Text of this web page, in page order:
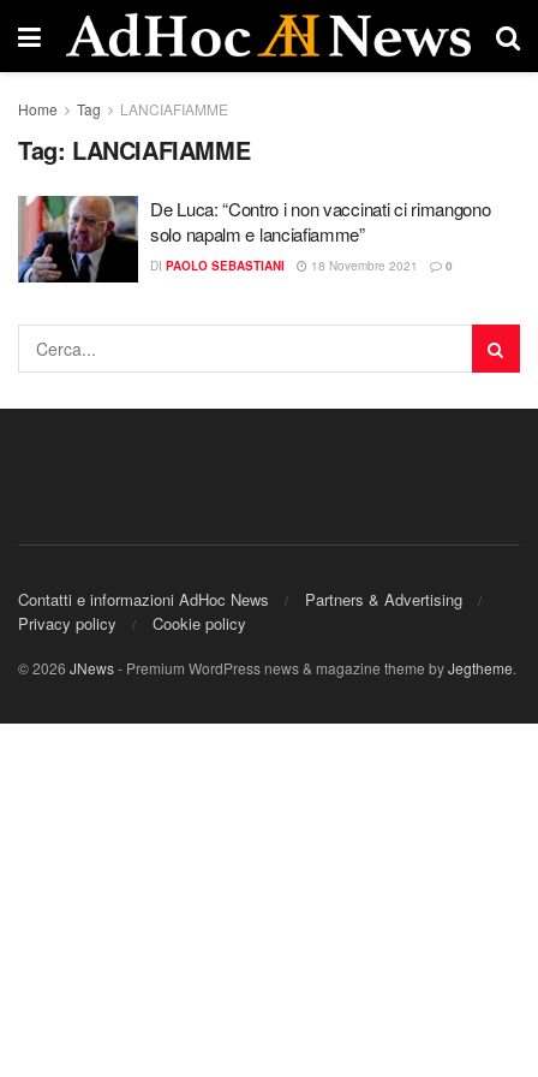
Home Tag LANCIAFIAMME
Tag: LANCIAFIAMME
De Luca: “Contro i non vaccinati ci rimangono
solo napalm e lanciafiamme”
DI PAOLO SEBASTIANI 18 Novembre 2021 0
Contatti e informazioni AdHoc News
Partners & Advertising
Privacy policy
Cookie policy
© 2026 JNews- Premium WordPress news & magazine theme byJegtheme.